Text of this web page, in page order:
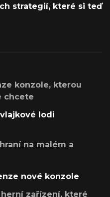
strategií, které si teď
konzole, kterou
chcete
lodi
na malém a
nové konzole
zařízení, které